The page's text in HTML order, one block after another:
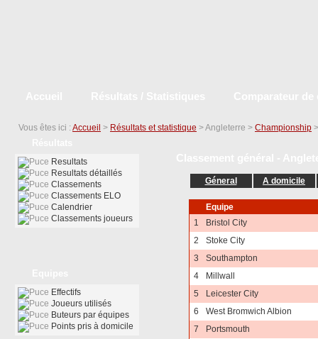
Vous êtes ici : Accueil > Résultats et statistique > Angleterre > Championship
Géneral A domicile
Equipe
1
Bristol City
2
Stoke City
3
Southampton
4
Millwall
5
Leicester City
6
West Bromwich Albion
7
Portsmouth
Resultats
Resultats détaillés
Classements
Classements ELO
Calendrier
Classements joueurs
Effectifs
Joueurs utilisés
Buteurs par équipes
Points pris à domicile